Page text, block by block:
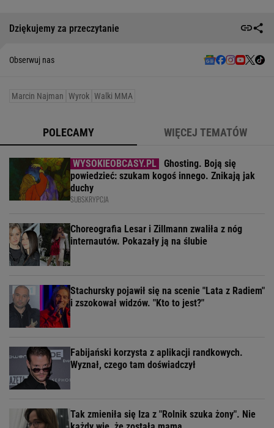
Dziękujemy za przeczytanie
Obserwuj nas
Marcin Najman Wyrok Walki MMA
POLECAMY WIĘCEJ TEMATÓW
Ghosting. Boją się
powiedzieć: szukam kogoś innego. Znikają jak
duchy
SUBSKRYPCJA
Choreografia Lesar i Zillmann zwaliła z nóg
internautów. Pokazały ją na ślubie
Stachursky pojawił się na scenie "Lata z Radiem"
i zszokował widzów. "Kto to jest?"
Fabijański korzysta z aplikacji randkowych.
Wyznał, czego tam doświadczył
Tak zmieniła się Iza z "Rolnik szuka żony". Nie